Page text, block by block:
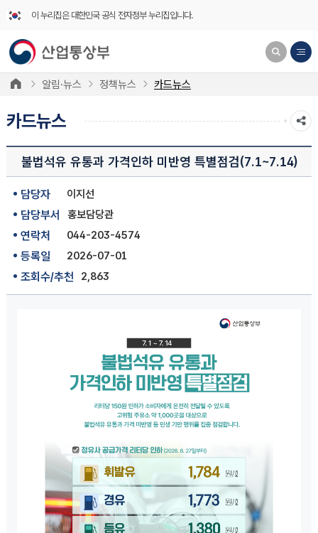
이 누리집은 대한민국 공식 전자정부 누리집입니다.
알림·뉴스 정책뉴스 카드뉴스
카드뉴스
불법석유 유통과 가격인하 미반영 특별점검(7.1~7.14)
담당자 이지선
담당부서 홍보담당관
연락처 044-203-4574
등록일 2026-07-01
조회수/추천 2,863